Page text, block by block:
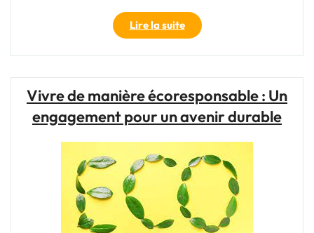
Lire la suite"Vers
un
Avenir
:
Agissons
Durabilité"
Vivre de manière écoresponsable : Un
engagement pour un avenir durable